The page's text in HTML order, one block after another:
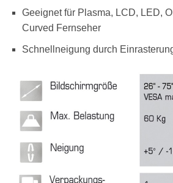
Geeignet für Plasma, LCD, LED,
Curved Fernseher
Schnellneigung durch